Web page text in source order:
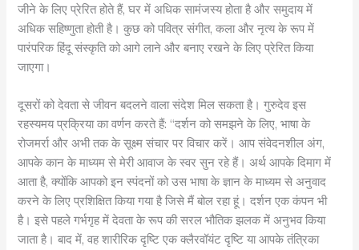
जीने के लिए प्रेरित होते हैं, घर में अधिक सामंजस्य होता है और समुदाय में
अधिक सहिष्णुता होती है। कुछ को पवित्र संगीत, कला और नृत्य के रूप में
पारंपरिक हिंदू संस्कृति को आगे लाने और बनाए रखने के लिए प्रेरित किया
जाएगा।
दूसरों को देवता से जीवन बदलने वाला संदेश मिल सकता है। गुरुदेव इस
रहस्यमय प्रक्रिया का वर्णन करते हैं: “दर्शन को समझने के लिए, भाषा के
रोजमर्रा और अभी तक के सूक्ष्म संचार पर विचार करें। आप संवेदनशील अंग,
आपके कान के माध्यम से मेरी आवाज के स्वर सुन रहे हैं। अर्थ आपके दिमाग में
आता है, क्योंकि आपको इन स्पंदनों को उस भाषा के ज्ञान के माध्यम से अनुवाद
करने के लिए प्रशिक्षित किया गया है जिसे मैं बोल रहा हूं। दर्शन एक कंपन भी
है। इसे पहले गर्भगृह में देवता के रूप की सरल भौतिक झलक में अनुभव किया
जाता है। बाद में, वह शारीरिक दृष्टि एक क्लैरवॉयंट दृष्टि या आपके तंत्रिका